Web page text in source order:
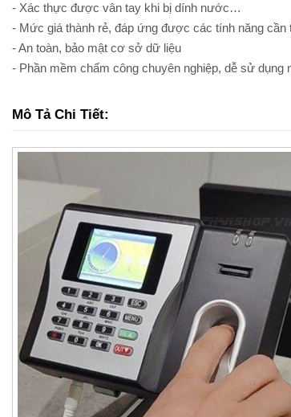
- Xác thực được vân tay khi bị dính nước…
- Mức giá thành rẻ, đáp ứng được các tính năng cần
- An toàn, bảo mật cơ sở dữ liệu
- Phần mềm chấm công chuyên nghiệp, dễ sử dụng
Mô Tả Chi Tiết: